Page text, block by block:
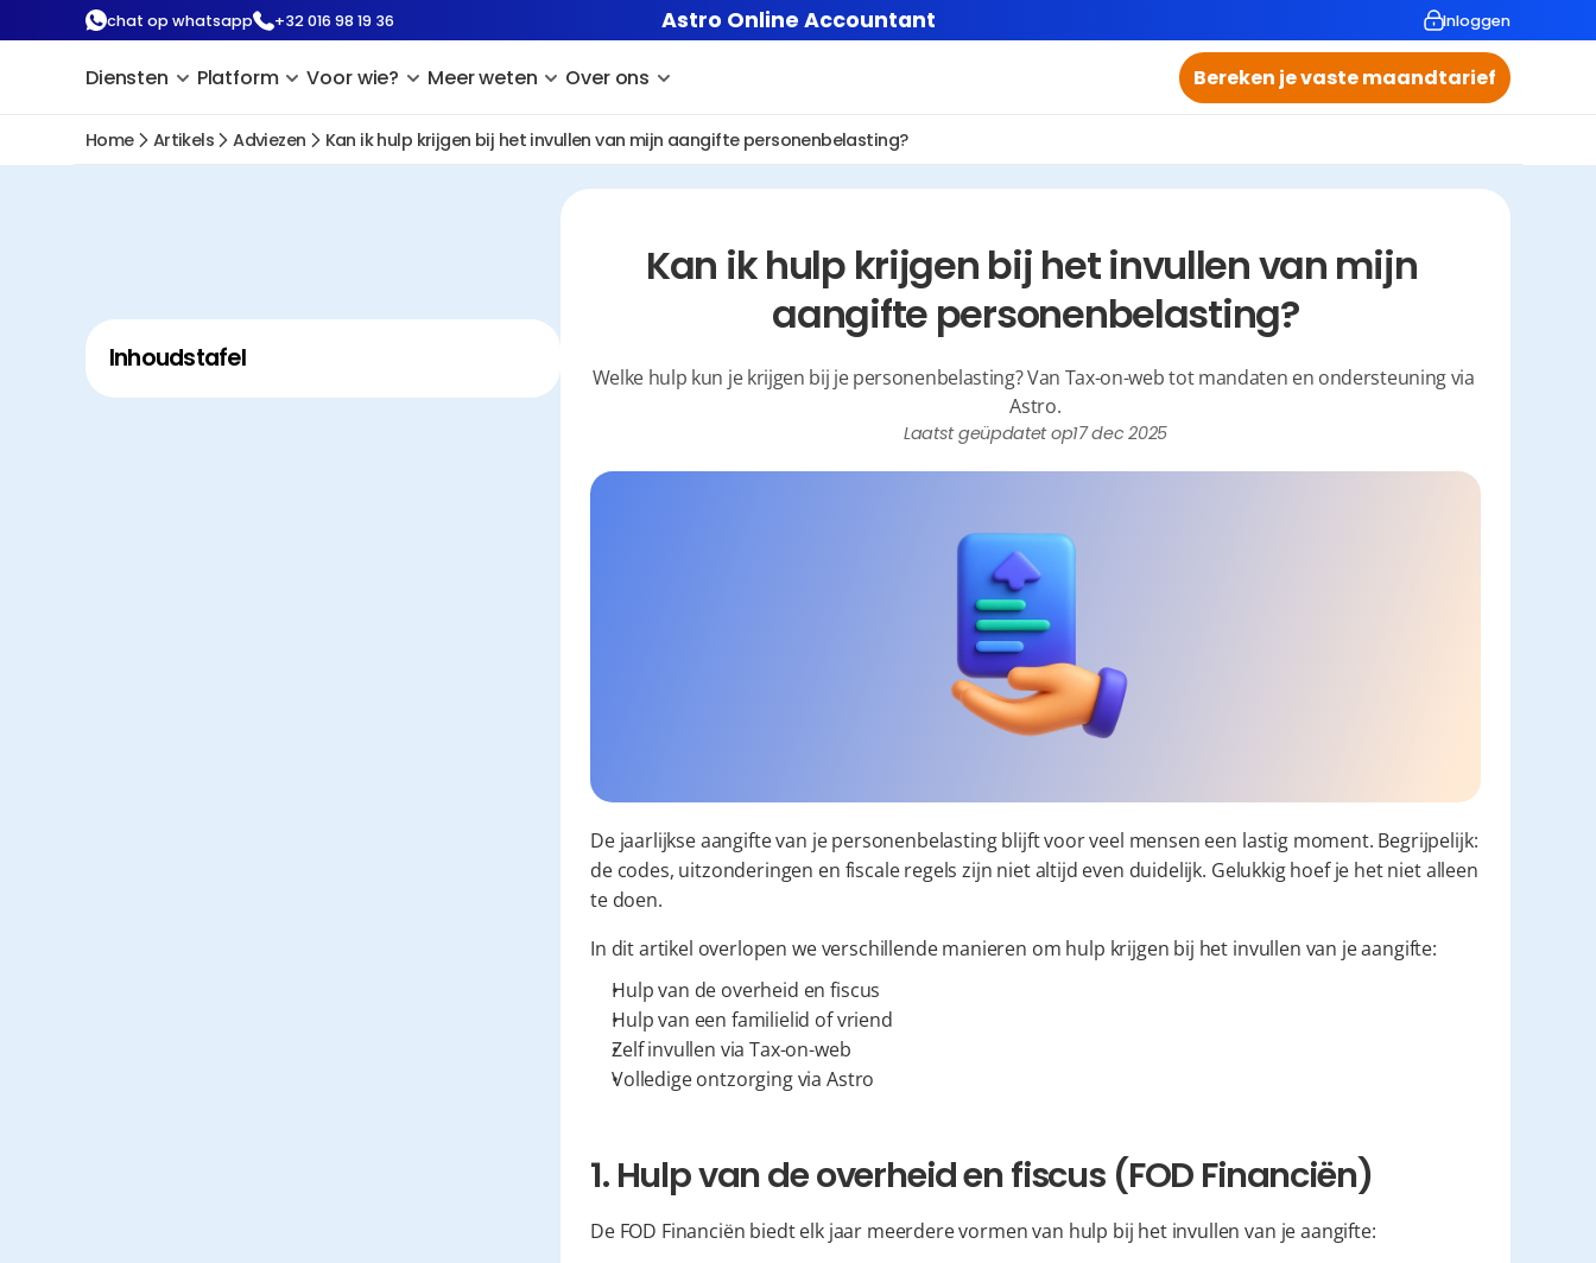
chat op whatsapp +32 016 98 19 36 Astro Online Accountant Inloggen
Diensten Platform Voor wie? Meer weten Over ons Bereken je vaste maandtarief
Home Artikels Adviezen Kan ik hulp krijgen bij het invullen van mijn aangifte personenbelasting?
Inhoudstafel
Kan ik hulp krijgen bij het invullen van mijn
aangifte personenbelasting?
Welke hulp kun je krijgen bij je personenbelasting? Van Tax-on-web tot mandaten en ondersteuning via
Astro.
Laatst geüpdatet op17 dec 2025
De jaarlijkse aangifte van je personenbelasting blijft voor veel mensen een lastig moment. Begrijpelijk:
de codes, uitzonderingen en fiscale regels zijn niet altijd even duidelijk. Gelukkig hoef je het niet alleen
te doen.
In dit artikel overlopen we verschillende manieren om hulp krijgen bij het invullen van je aangifte:
Hulp van de overheid en fiscus
Hulp van een familielid of vriend
Zelf invullen via Tax-on-web
Volledige ontzorging via Astro
1. Hulp van de overheid en fiscus (FOD Financiën)
De FOD Financiën biedt elk jaar meerdere vormen van hulp bij het invullen van je aangifte: